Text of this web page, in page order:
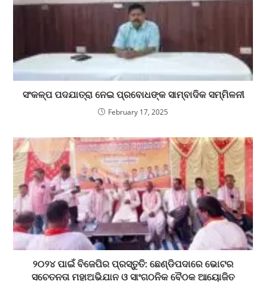
ସଂକଳ୍ପ ପଦଯାତ୍ରା ନେଇ ପ୍ରବୋଧଙ୍କ ସାମ୍ବାଦିକ ସମ୍ମିଳନୀ
February 17, 2025
୨୦୨୪ ପାଇଁ ବିଜେପିର ପ୍ରସ୍ତୁତି: ଛେଣ୍ଡିପଦାରେ ଭୋଟର
ସଚେତନତା ମହାଅଭିଯାନ ଓ ସାଂଗଠନିକ ବୈଠକ ଆୟୋଜିତ